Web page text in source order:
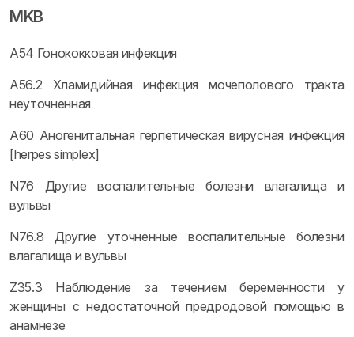
MKB
A54 Гонококковая инфекция
A56.2 Хламидийная инфекция мочеполового тракта
неуточненная
A60 Аногенитальная герпетическая вирусная инфекция
[herpes simplex]
N76 Другие воспалительные болезни влагалища и
вульвы
N76.8 Другие уточненные воспалительные болезни
влагалища и вульвы
Z35.3 Наблюдение за течением беременности у
женщины с недостаточной предродовой помощью в
анамнезе